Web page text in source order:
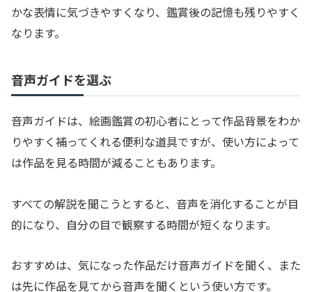
かな表情に気づきやすくなり、鑑賞後の記憶も残りやすく
なります。
音声ガイドを選ぶ
音声ガイドは、絵画鑑賞の初心者にとって作品背景をわか
りやすく補ってくれる便利な道具ですが、使い方によって
は作品を見る時間が減ることもあります。
すべての解説を聞こうとすると、音声を消化することが目
的になり、自分の目で観察する時間が短くなります。
おすすめは、気になった作品だけ音声ガイドを聞く、また
は先に作品を見てから音声を聞くという使い方です。